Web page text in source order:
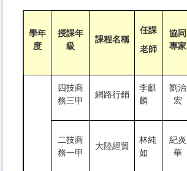
學年
度
授課年
級
課程名稱
任課
老師
協同
專家
四技商
務三甲
網路行銷
李麒
麟
劉治
宏
二技商
務一甲
大陸經貿
林純
如
紀炎
華